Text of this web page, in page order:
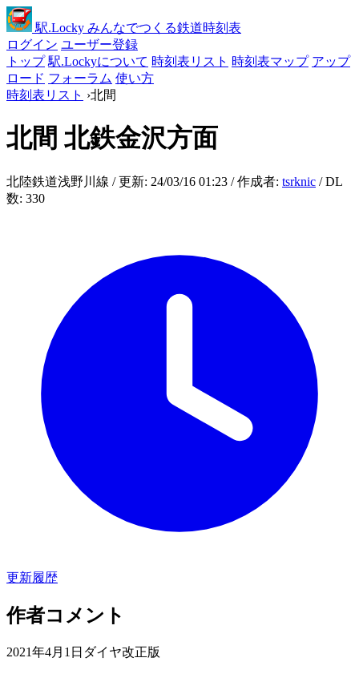
駅.Locky みんなでつくる鉄道時刻表
ログイン ユーザー登録
トップ 駅.Lockyについて 時刻表リスト 時刻表マップ アップ
ロード フォーラム 使い方
時刻表リスト ›北間
北間 北鉄金沢方面
北陸鉄道浅野川線 / 更新: 24/03/16 01:23 / 作成者: tsrknic / DL
数: 330
更新履歴
作者コメント
2021年4月1日ダイヤ改正版